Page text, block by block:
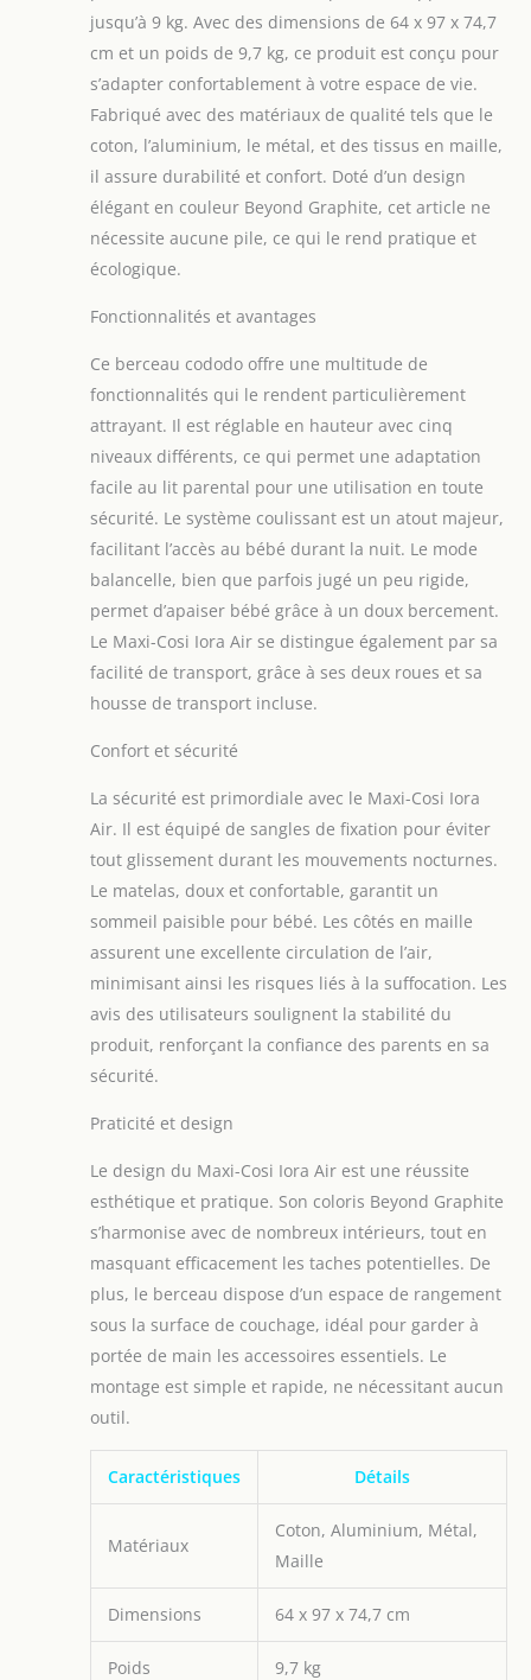
jusqu’à 9 kg. Avec des dimensions de 64 x 97 x 74,7
cm et un poids de 9,7 kg, ce produit est conçu pour
s’adapter confortablement à votre espace de vie.
Fabriqué avec des matériaux de qualité tels que le
coton, l’aluminium, le métal, et des tissus en maille,
il assure durabilité et confort. Doté d’un design
élégant en couleur Beyond Graphite, cet article ne
nécessite aucune pile, ce qui le rend pratique et
écologique.
Fonctionnalités et avantages
Ce berceau cododo offre une multitude de
fonctionnalités qui le rendent particulièrement
attrayant. Il est réglable en hauteur avec cinq
niveaux différents, ce qui permet une adaptation
facile au lit parental pour une utilisation en toute
sécurité. Le système coulissant est un atout majeur,
facilitant l’accès au bébé durant la nuit. Le mode
balancelle, bien que parfois jugé un peu rigide,
permet d’apaiser bébé grâce à un doux bercement.
Le Maxi-Cosi Iora Air se distingue également par sa
facilité de transport, grâce à ses deux roues et sa
housse de transport incluse.
Confort et sécurité
La sécurité est primordiale avec le Maxi-Cosi Iora
Air. Il est équipé de sangles de fixation pour éviter
tout glissement durant les mouvements nocturnes.
Le matelas, doux et confortable, garantit un
sommeil paisible pour bébé. Les côtés en maille
assurent une excellente circulation de l’air,
minimisant ainsi les risques liés à la suffocation. Les
avis des utilisateurs soulignent la stabilité du
produit, renforçant la confiance des parents en sa
sécurité.
Praticité et design
Le design du Maxi-Cosi Iora Air est une réussite
esthétique et pratique. Son coloris Beyond Graphite
s’harmonise avec de nombreux intérieurs, tout en
masquant efficacement les taches potentielles. De
plus, le berceau dispose d’un espace de rangement
sous la surface de couchage, idéal pour garder à
portée de main les accessoires essentiels. Le
montage est simple et rapide, ne nécessitant aucun
outil.
Caractéristiques Détails
Matériaux
Coton, Aluminium, Métal,
Maille
Dimensions 64 x 97 x 74,7 cm
Poids 9,7 kg